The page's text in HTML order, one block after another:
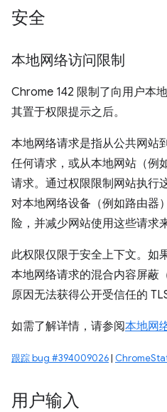
安全
本地网络访问限制
Chrome 142 限制了向用户本
其置于权限提示之后。
本地网络请求是指从公共网站
任何请求，或从本地网站（例
请求。通过权限限制网站执行
对本地网络设备（例如路由器
险，并减少网站使用这些请求
此权限仅限于安全上下文。如
本地网络请求的混合内容屏蔽
原因无法获得公开受信任的
如需了解详情，请参阅本地网
跟踪 bug #394009026|
用户输入